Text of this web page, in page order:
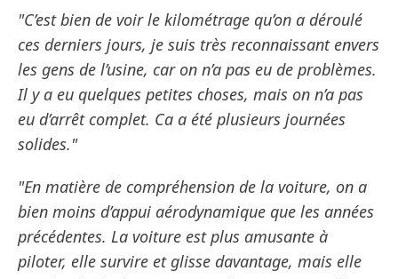
"C’est bien de voir le kilométrage qu’on a déroulé
ces derniers jours, je suis très reconnaissant envers
les gens de l’usine, car on n’a pas eu de problèmes.
Il y a eu quelques petites choses, mais on n’a pas
eu d’arrêt complet. Ca a été plusieurs journées
solides."
"En matière de compréhension de la voiture, on a
bien moins d’appui aérodynamique que les années
précédentes. La voiture est plus amusante à
piloter, elle survire et glisse davantage, mais elle